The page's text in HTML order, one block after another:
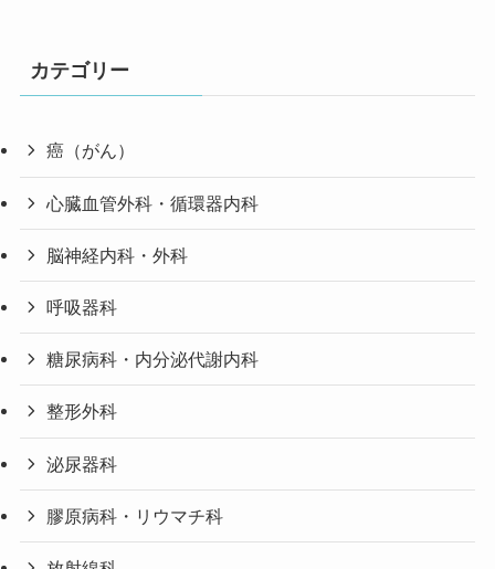
カテゴリー
癌（がん）
心臓血管外科・循環器内科
脳神経内科・外科
呼吸器科
糖尿病科・内分泌代謝内科
整形外科
泌尿器科
膠原病科・リウマチ科